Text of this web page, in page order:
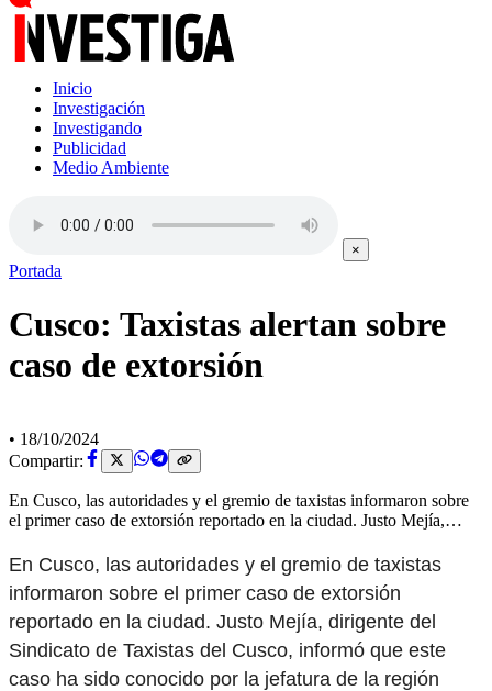
Inicio
Investigación
Investigando
Publicidad
Medio Ambiente
×
Portada
Cusco: Taxistas alertan sobre
caso de extorsión
• 18/10/2024
Compartir:
En Cusco, las autoridades y el gremio de taxistas informaron sobre
el primer caso de extorsión reportado en la ciudad. Justo Mejía,…
En Cusco, las autoridades y el gremio de taxistas
informaron sobre el primer caso de extorsión
reportado en la ciudad. Justo Mejía, dirigente del
Sindicato de Taxistas del Cusco, informó que este
caso ha sido conocido por la jefatura de la región